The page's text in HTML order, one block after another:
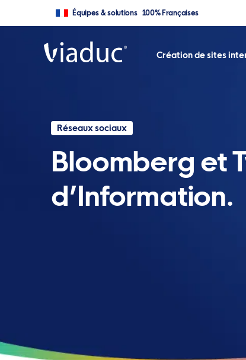
Équipes & solutions 100% Françaises
Création de sites
Réseaux sociaux
Bloomberg et
d’Information.